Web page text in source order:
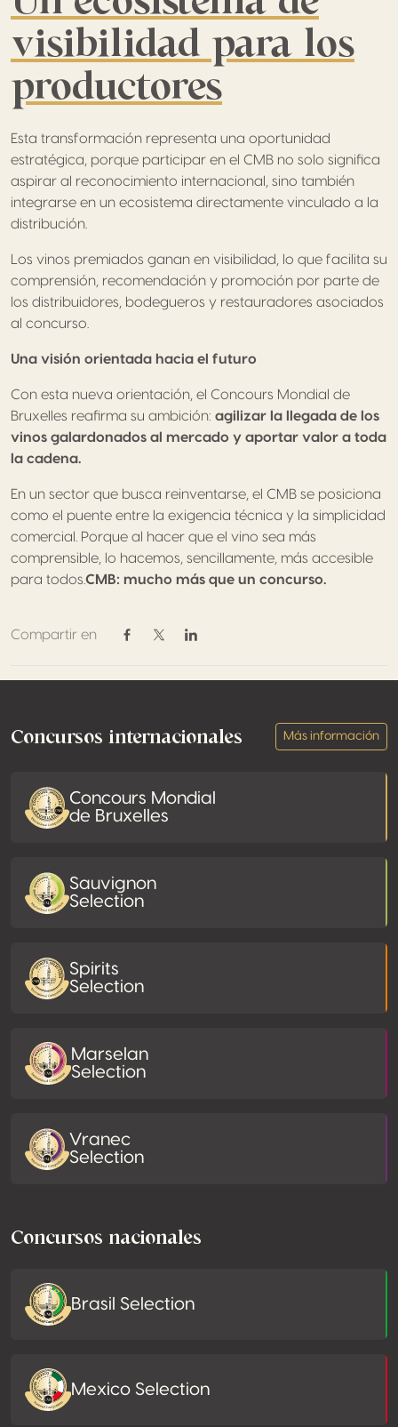
visibilidad para los
productores
Esta transformación representa una oportunidad
estratégica, porque participar en el CMB no solo significa
aspirar al reconocimiento internacional, sino también
integrarse en un ecosistema directamente vinculado a la
distribución.
Los vinos premiados ganan en visibilidad, lo que facilita su
comprensión, recomendación y promoción por parte de
los distribuidores, bodegueros y restauradores asociados
al concurso.
Una visión orientada hacia el futuro
Con esta nueva orientación, el Concours Mondial de
Bruxelles reafirma su ambición: agilizar la llegada de los
vinos galardonados al mercado y aportar valor a toda
la cadena.
En un sector que busca reinventarse, el CMB se posiciona
como el puente entre la exigencia técnica y la simplicidad
comercial. Porque al hacer que el vino sea más
comprensible, lo hacemos, sencillamente, más accesible
para todos.CMB: mucho más que un concurso.
Compartir en
Compartir en Facebook
Compartir en Twitter / X
Compartir en Linkedin
Concursos internacionales Más información
Concours Mondial
de Bruxelles
Sauvignon
Selection
Spirits
Selection
Marselan
Selection
Vranec
Selection
Concursos nacionales
Brasil Selection
Mexico Selection